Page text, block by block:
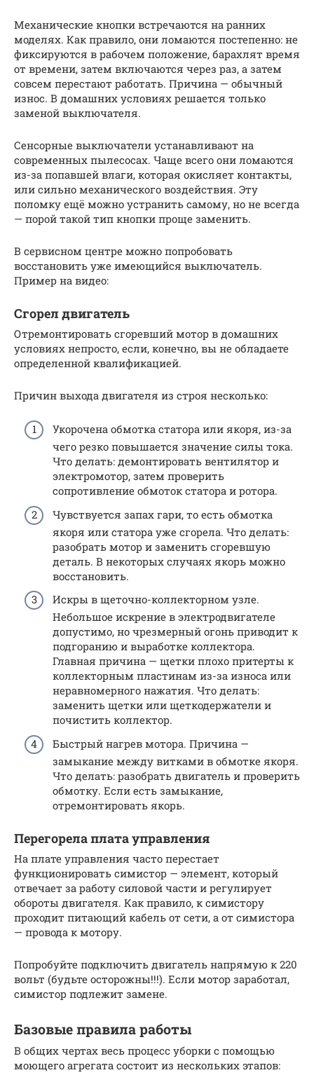
Механические кнопки встречаются на ранних
моделях. Как правило, они ломаются постепенно: не
фиксируются в рабочем положение, барахлят время
от времени, затем включаются через раз, а затем
совсем перестают работать. Причина — обычный
износ. В домашних условиях решается только
заменой выключателя.
Сенсорные выключатели устанавливают на
современных пылесосах. Чаще всего они ломаются
из-за попавшей влаги, которая окисляет контакты,
или сильно механического воздействия. Эту
поломку ещё можно устранить самому, но не всегда
— порой такой тип кнопки проще заменить.
В сервисном центре можно попробовать
восстановить уже имеющийся выключатель.
Пример на видео:
Сгорел двигатель
Отремонтировать сгоревший мотор в домашних
условиях непросто, если, конечно, вы не обладаете
определенной квалификацией.
Причин выхода двигателя из строя несколько:
Укорочена обмотка статора или якоря, из-за
чего резко повышается значение силы тока.
Что делать: демонтировать вентилятор и
электромотор, затем проверить
сопротивление обмоток статора и ротора.
Чувствуется запах гари, то есть обмотка
якоря или статора уже сгорела. Что делать:
разобрать мотор и заменить сгоревшую
деталь. В некоторых случаях якорь можно
восстановить.
Искры в щеточно-коллекторном узле.
Небольшое искрение в электродвигателе
допустимо, но чрезмерный огонь приводит к
подгоранию и выработке коллектора.
Главная причина — щетки плохо притерты к
коллекторным пластинам из-за износа или
неравномерного нажатия. Что делать:
заменить щетки или щеткодержатели и
почистить коллектор.
Быстрый нагрев мотора. Причина —
замыкание между витками в обмотке якоря.
Что делать: разобрать двигатель и проверить
обмотку. Если есть замыкание,
отремонтировать якорь.
Перегорела плата управления
На плате управления часто перестает
функционировать симистор — элемент, который
отвечает за работу силовой части и регулирует
обороты двигателя. Как правило, к симистору
проходит питающий кабель от сети, а от симистора
— провода к мотору.
Попробуйте подключить двигатель напрямую к 220
вольт (будьте осторожны!!!). Если мотор заработал,
симистор подлежит замене.
Базовые правила работы
В общих чертах весь процесс уборки с помощью
моющего агрегата состоит из нескольких этапов: